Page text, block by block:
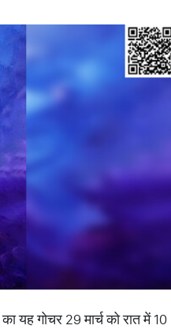
यह गोचर 29 मार्च को रात में 10